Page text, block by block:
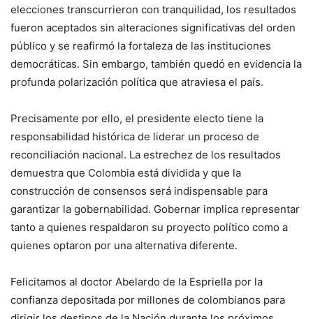
elecciones transcurrieron con tranquilidad, los resultados
fueron aceptados sin alteraciones significativas del orden
público y se reafirmó la fortaleza de las instituciones
democráticas. Sin embargo, también quedó en evidencia la
profunda polarización política que atraviesa el país.
Precisamente por ello, el presidente electo tiene la
responsabilidad histórica de liderar un proceso de
reconciliación nacional. La estrechez de los resultados
demuestra que Colombia está dividida y que la
construcción de consensos será indispensable para
garantizar la gobernabilidad. Gobernar implica representar
tanto a quienes respaldaron su proyecto político como a
quienes optaron por una alternativa diferente.
Felicitamos al doctor Abelardo de la Espriella por la
confianza depositada por millones de colombianos para